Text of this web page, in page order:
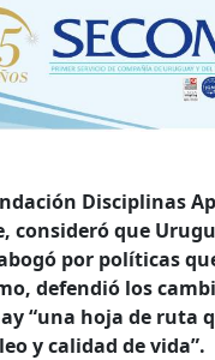
Disciplinas
consideró que
por políticas
defendió los
“una hoja de ruta
y calidad de vida”.